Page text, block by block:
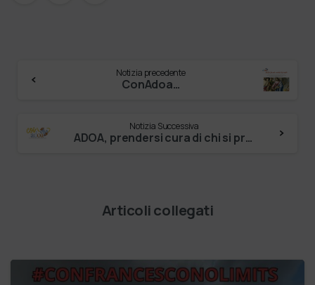
Notizia precedente
ConAdoa…
Notizia Successiva
ADOA, prendersi cura di chi si prende cura 19-02-2024 – Telepace
Articoli collegati